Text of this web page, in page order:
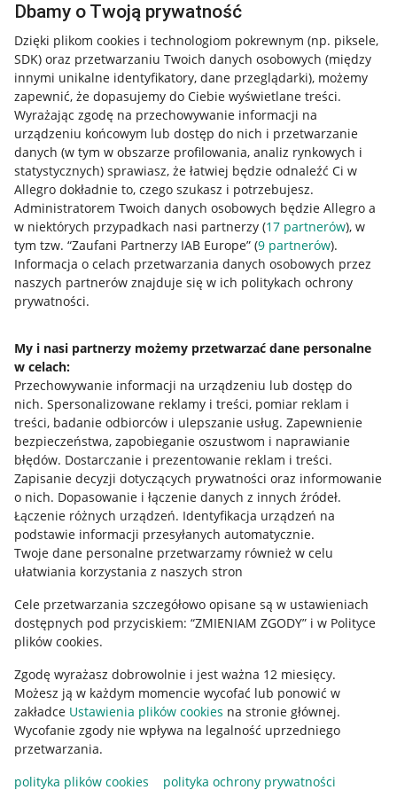
Dbamy o Twoją prywatność
Dzięki plikom cookies i technologiom pokrewnym (np. piksele,
SDK) oraz przetwarzaniu Twoich danych osobowych (między
innymi unikalne identyfikatory, dane przeglądarki), możemy
zapewnić, że dopasujemy do Ciebie wyświetlane treści.
Wyrażając zgodę na przechowywanie informacji na
urządzeniu końcowym lub dostęp do nich i przetwarzanie
danych (w tym w obszarze profilowania, analiz rynkowych i
statystycznych) sprawiasz, że łatwiej będzie odnaleźć Ci w
Allegro dokładnie to, czego szukasz i potrzebujesz.
Administratorem Twoich danych osobowych będzie Allegro a
w niektórych przypadkach nasi partnerzy (17 partnerów), w
tym tzw. “Zaufani Partnerzy IAB Europe” (9 partnerów).
Informacja o celach przetwarzania danych osobowych przez
naszych partnerów znajduje się w ich politykach ochrony
prywatności.
My i nasi partnerzy możemy przetwarzać dane personalne
w celach:
Przechowywanie informacji na urządzeniu lub dostęp do
nich. Spersonalizowane reklamy i treści, pomiar reklam i
treści, badanie odbiorców i ulepszanie usług. Zapewnienie
bezpieczeństwa, zapobieganie oszustwom i naprawianie
błędów. Dostarczanie i prezentowanie reklam i treści.
Zapisanie decyzji dotyczących prywatności oraz informowanie
o nich. Dopasowanie i łączenie danych z innych źródeł.
Łączenie różnych urządzeń. Identyfikacja urządzeń na
podstawie informacji przesyłanych automatycznie.
Twoje dane personalne przetwarzamy również w celu
ułatwiania korzystania z naszych stron
Cele przetwarzania szczegółowo opisane są w ustawieniach
dostępnych pod przyciskiem: “ZMIENIAM ZGODY” i w Polityce
plików cookies.
Zgodę wyrażasz dobrowolnie i jest ważna 12 miesięcy.
Możesz ją w każdym momencie wycofać lub ponowić w
zakładce Ustawienia plików cookies na stronie głównej.
Wycofanie zgody nie wpływa na legalność uprzedniego
przetwarzania.
polityka plików cookies
polityka ochrony prywatności
Przydatne informacje
Jak to działa
Allegro Gadane dla sprzedających
Allegro Gadane dla kupujących
Mapa miejscowości
Informacje prawne
Regulamin
Polityka plików "cookies"
Ustawienia plików "cookies"
Udostępnianie lokalizacji
Informacje dla Aktu o Usługach Cyfrowych
Pobierz aplikację